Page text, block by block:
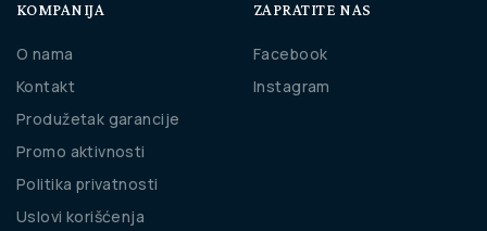
KOMPANIJA
O nama
Kontakt
Produžetak garancije
Promo aktivnosti
Politika privatnosti
Uslovi korišćenja
ZAPRATITE NAS
Facebook
Instagram